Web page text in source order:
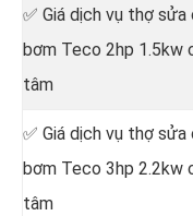
✅ Giá dịch vụ thợ sửa
bơm Teco 2hp 1.5kw
tâm
✅ Giá dịch vụ thợ sửa
bơm Teco 3hp 2.2kw
tâm